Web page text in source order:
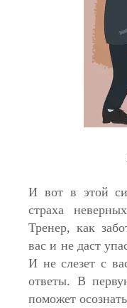
И вот в этой
страха
Тренер, как
вас и не даст
И не слезет с
ответы. В
поможет